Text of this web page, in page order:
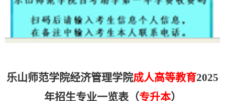
乐山师范学院经济管理学院成人高等教育2025
年招生专业一览表（专升本）